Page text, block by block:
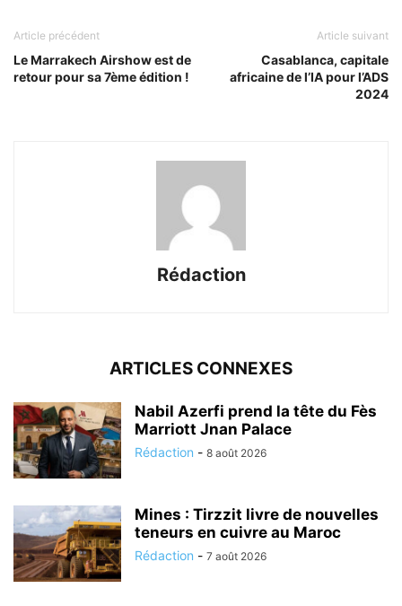
Article précédent
Le Marrakech Airshow est de
retour pour sa 7ème édition !
Article suivant
Casablanca, capitale
africaine de l’IA pour l’ADS
2024
Rédaction
ARTICLES CONNEXES
Nabil Azerfi prend la tête du Fès
Marriott Jnan Palace
Rédaction - 8 août 2026
Mines : Tirzzit livre de nouvelles
teneurs en cuivre au Maroc
Rédaction - 7 août 2026